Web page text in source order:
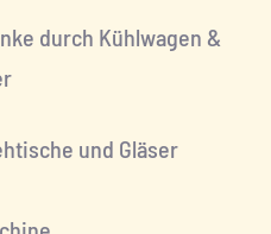
und Gläser